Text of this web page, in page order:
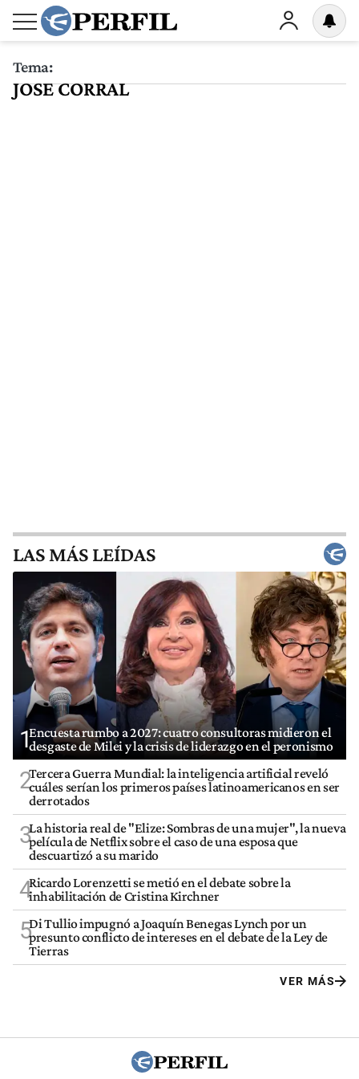
Tema:
JOSE CORRAL
LAS MÁS LEÍDAS
1Encuesta rumbo a 2027: cuatro consultoras midieron el
desgaste de Milei y la crisis de liderazgo en el peronismo
2Tercera Guerra Mundial: la inteligencia artificial reveló
cuáles serían los primeros países latinoamericanos en ser
derrotados
3La historia real de "Elize: Sombras de una mujer", la nueva
película de Netflix sobre el caso de una esposa que
descuartizó a su marido
4Ricardo Lorenzetti se metió en el debate sobre la
inhabilitación de Cristina Kirchner
5Di Tullio impugnó a Joaquín Benegas Lynch por un
presunto conflicto de intereses en el debate de la Ley de
Tierras
VER MÁS